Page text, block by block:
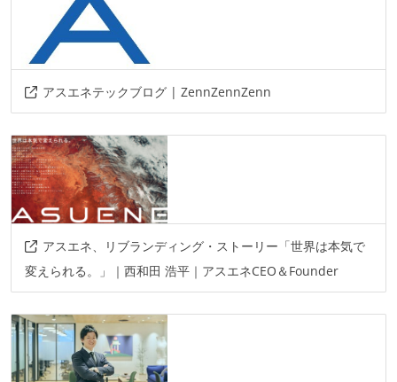
postgresql
ソースコード管理
github
情報共有ツール
notion
slack
その他
circleci
docker amazon-web-services
その他、現場で使われている技術
言語
アスエネテックブログ | ZennZennZenn
アスエネ、リブランディング・ストーリー「世界は本気で
変えられる。」｜西和田 浩平｜アスエネCEO＆Founder